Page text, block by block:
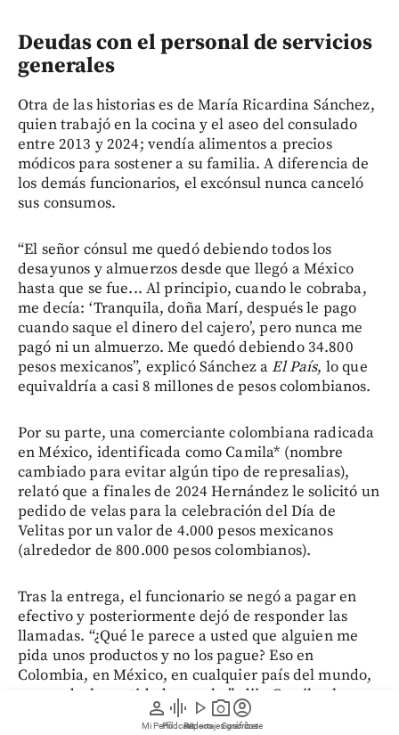
person
Mi Perfil
graphic_eq
Pódcast
play_arrow
Videos
photo_camera
Reportajes gráficos
account_circle
Suscríbete
Deudas con el personal de servicios
generales
Otra de las historias es de María Ricardina Sánchez,
quien trabajó en la cocina y el aseo del consulado
entre 2013 y 2024; vendía alimentos a precios
módicos para sostener a su familia. A diferencia de
los demás funcionarios, el excónsul nunca canceló
sus consumos.
“El señor cónsul me quedó debiendo todos los
desayunos y almuerzos desde que llegó a México
hasta que se fue... Al principio, cuando le cobraba,
me decía: ‘Tranquila, doña Marí, después le pago
cuando saque el dinero del cajero’, pero nunca me
pagó ni un almuerzo. Me quedó debiendo 34.800
pesos mexicanos”, explicó Sánchez aEl País, lo que
equivaldría a casi 8 millones de pesos colombianos.
Por su parte, una comerciante colombiana radicada
en México, identificada como Camila* (nombre
cambiado para evitar algún tipo de represalias),
relató que a finales de 2024 Hernández le solicitó un
pedido de velas para la celebración del Día de
Velitas por un valor de 4.000 pesos mexicanos
(alrededor de 800.000 pesos colombianos).
Tras la entrega, el funcionario se negó a pagar en
efectivo y posteriormente dejó de responder las
llamadas. “¿Qué le parece a usted que alguien me
pida unos productos y no los pague? Eso en
Colombia, en México, en cualquier país del mundo,
es una deshonestidad, un robo”, dijo Camila al
medio mencionado.